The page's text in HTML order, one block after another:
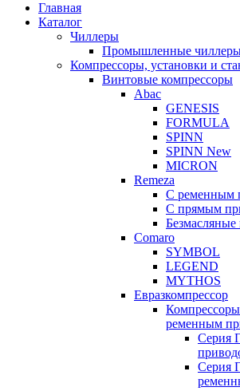
Главная
Каталог
Чиллеры
Промышленные
Компрессоры, установки и
Винтовые компрессоры
Abac
GENESIS
FORMULA
SPINN
SPINN New
MICRON
Remeza
С ременным
С прямым
Comaro
SYMBOL
LEGEND
MYTHOS
Евразкомпрессор
ременным
Серия
Серия